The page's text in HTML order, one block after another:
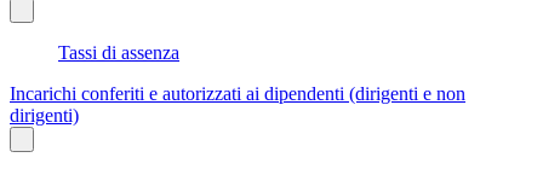
Tassi di assenza
Incarichi conferiti e autorizzati ai dipendenti (dirigenti e non
dirigenti)